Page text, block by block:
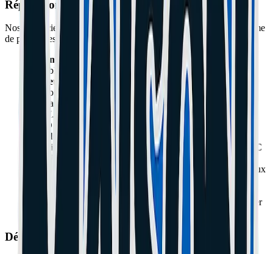
Réparation PC Portable et Ordinateur de Bureau
Nos techniciens experts diagnostiquent et réparent une large gamme
de problèmes matériels et logiciels :
Écran cassé :
Remplacement de dalles LCD/LED pour PC
portables et MacBook.
Lenteurs et Optimisation :
Votre ordinateur rame ? Nous
pouvons booster ses performances en remplaçant le disque
dur par un SSD ultra-rapide et en ajoutant de la mémoire
RAM. Un nettoyage complet du système Windows ou
macOS peut aussi faire des miracles.
Problèmes de charge et batterie : Remplacement de
batteries usagées et réparation de connecteurs de charge (DC
Jack, USB-C).
Clavier et Trackpad :
Remplacement de claviers défectueux
(touches qui ne fonctionnent plus, liquide renversé).
Surchauffe :
Dépoussiérage complet, nettoyage des
ventilateurs et remplacement de la pâte thermique pour éviter
que votre PC ne chauffe et ne s'éteigne tout seul.
Dépannage Informatique et Logiciel